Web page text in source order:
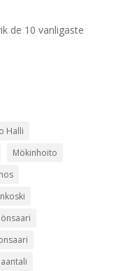
de 10 vanligaste
Halli
Mökinhoito